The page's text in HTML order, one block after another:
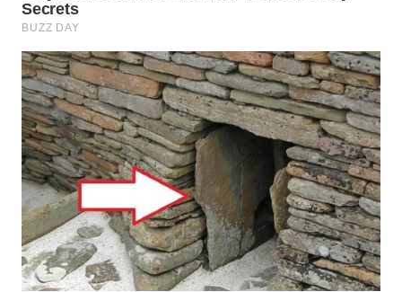
WAHANANEWS
WAHANANEWS
NET
WAHANA
SPORT
WAHANA
UMKM
WAHANA